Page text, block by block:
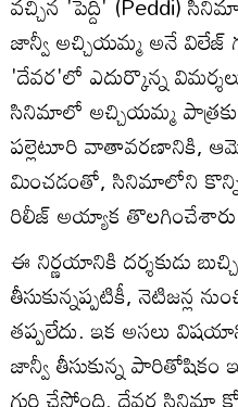
జాన్వీ అచ్చియమ్మ అనే విలేజ్
'దేవర'లో ఎదుర్కొన్న
సినిమాలో అచ్చియమ్మ పాత్రకు
పల్లెటూరి వాతావరణానికి,
మించడంతో, సినిమాలోని కొన్ని
రిలీజ్‌ అయ్యాక
ఈ నిర్ణయానికి దర్శకుడు
తీసుకున్నప్పటికీ, నెటిజన్ల
తప్పలేదు. ఇక అసలు
జాన్వీ తీసుకున్న పారితోషికం